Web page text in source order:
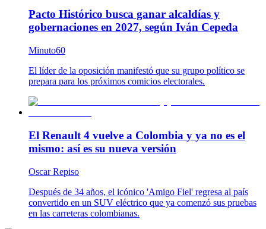
Pacto Histórico busca ganar alcaldías y
gobernaciones en 2027, según Iván Cepeda
Minuto60
El líder de la oposición manifestó que su grupo político se
prepara para los próximos comicios electorales.
El Renault 4 vuelve a Colombia y ya no es el
mismo: así es su nueva versión
Oscar Repiso
Después de 34 años, el icónico 'Amigo Fiel' regresa al país
convertido en un SUV eléctrico que ya comenzó sus pruebas
en las carreteras colombianas.